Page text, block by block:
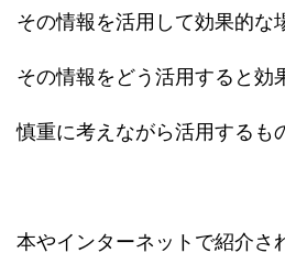
その情報を活用して効果的な
その情報をどう活用すると効
慎重に考えながら活用するも
本やインターネットで紹介さ